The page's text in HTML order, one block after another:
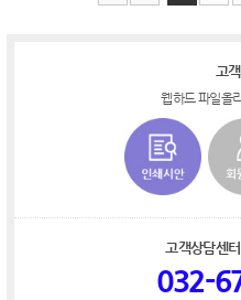
고
웹하드 파일올
고객상담센
032-